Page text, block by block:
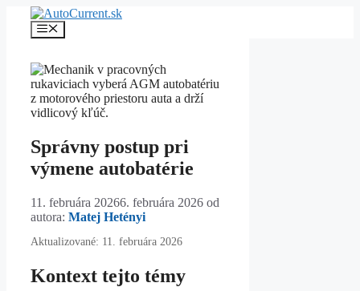
Preskočiť
obsah
Menu
Správny postup pri
výmene autobatérie
11. februára 20266. februára 2026 od
autora: Matej Hetényi
Aktualizované: 11. februára 2026
Kontext tejto témy